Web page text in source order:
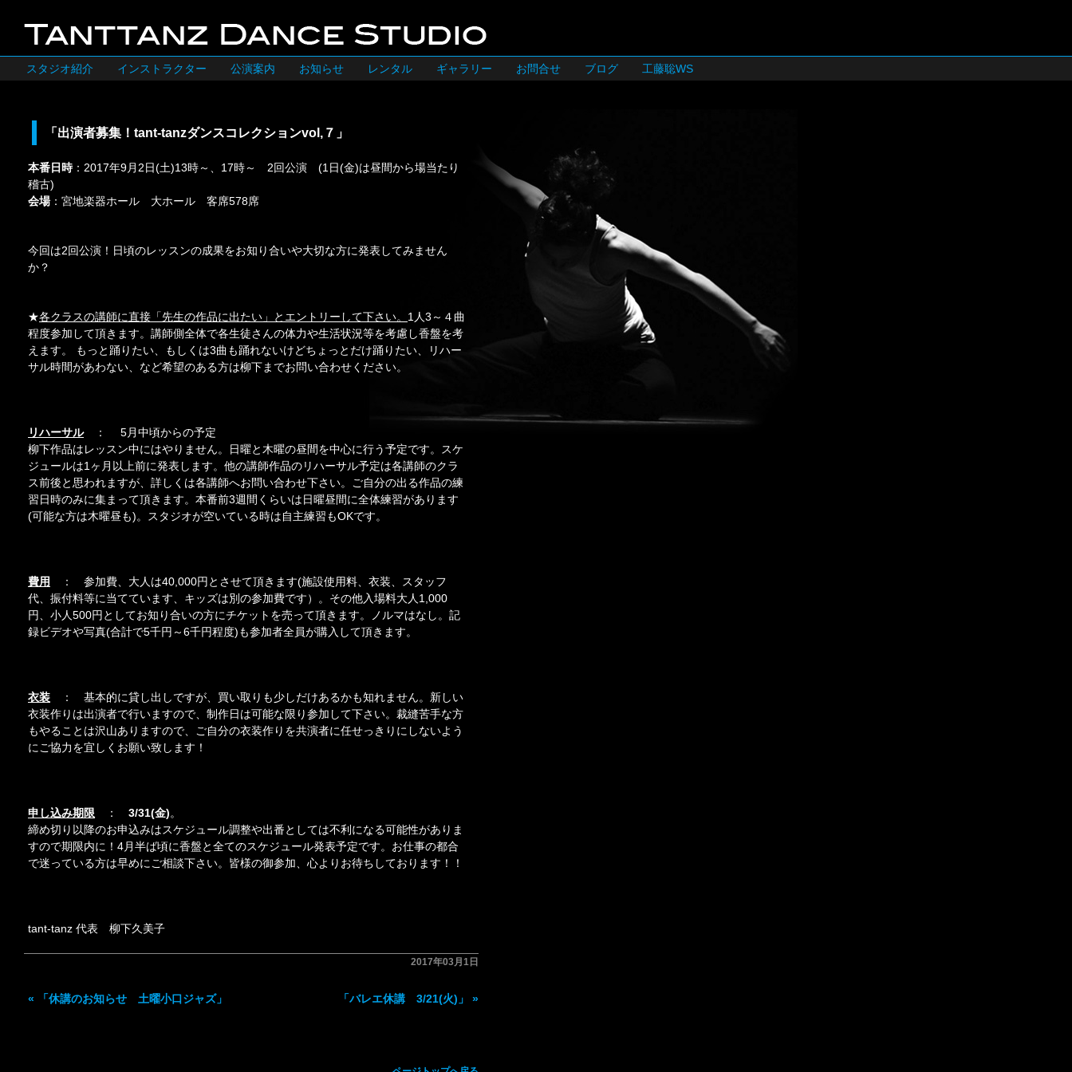
スタジオ紹介 インストラクター 公演案内 お知らせ レンタル ギャラリー お問合せ ブログ 工藤聡WS
「出演者募集！tant-tanzダンスコレクションvol,７」
本番日時：2017年9月2日(土)13時～、17時～ 2回公演 (1日(金)は昼間から場当たり
稽古)
会場：宮地楽器ホール 大ホール 客席578席
今回は2回公演！日頃のレッスンの成果をお知り合いや大切な方に発表してみません
か？
★各クラスの講師に直接「先生の作品に出たい」とエントリーして下さい。 1人3～４曲
程度参加して頂きます。講師側全体で各生徒さんの体力や生活状況等を考慮し香盤を考
えます。 もっと踊りたい、もしくは3曲も踊れないけどちょっとだけ踊りたい、リハー
サル時間があわない、など希望のある方は柳下までお問い合わせください。
リハーサル： 5月中頃からの予定
柳下作品はレッスン中にはやりません。日曜と木曜の昼間を中心に行う予定です。スケ
ジュールは1ヶ月以上前に発表します。他の講師作品のリハーサル予定は各講師のクラ
ス前後と思われますが、詳しくは各講師へお問い合わせ下さい。ご自分の出る作品の練
習日時のみに集まって頂きます。本番前3週間くらいは日曜昼間に全体練習があります
(可能な方は木曜昼も)。スタジオが空いている時は自主練習もOKです。
費用
： 参加費、大人は40,000円とさせて頂きます(施設使用料、衣装、スタッフ
代、振付料等に当てています、キッズは別の参加費です）。その他入場料大人1,000
円、小人500円としてお知り合いの方にチケットを売って頂きます。ノルマはなし。記
録ビデオや写真(合計で5千円～6千円程度)も参加者全員が購入して頂きます。
衣装 ： 基本的に貸し出しですが、買い取りも少しだけあるかも知れません。新しい
衣装作りは出演者で行いますので、制作日は可能な限り参加して下さい。裁縫苦手な方
もやることは沢山ありますので、ご自分の衣装作りを共演者に任せっきりにしないよう
にご協力を宜しくお願い致します！
申し込み期限 ： 3/31(金)。
締め切り以降のお申込みはスケジュール調整や出番としては不利になる可能性がありま
すので期限内に！4月半ば頃に香盤と全てのスケジュール発表予定です。お仕事の都合
で迷っている方は早めにご相談下さい。皆様の御参加、心よりお待ちしております！！
tant-tanz 代表 柳下久美子
2017年03月1日
« 「休講のお知らせ 土曜小口ジャズ」 「バレエ休講 3/21(火)」 »